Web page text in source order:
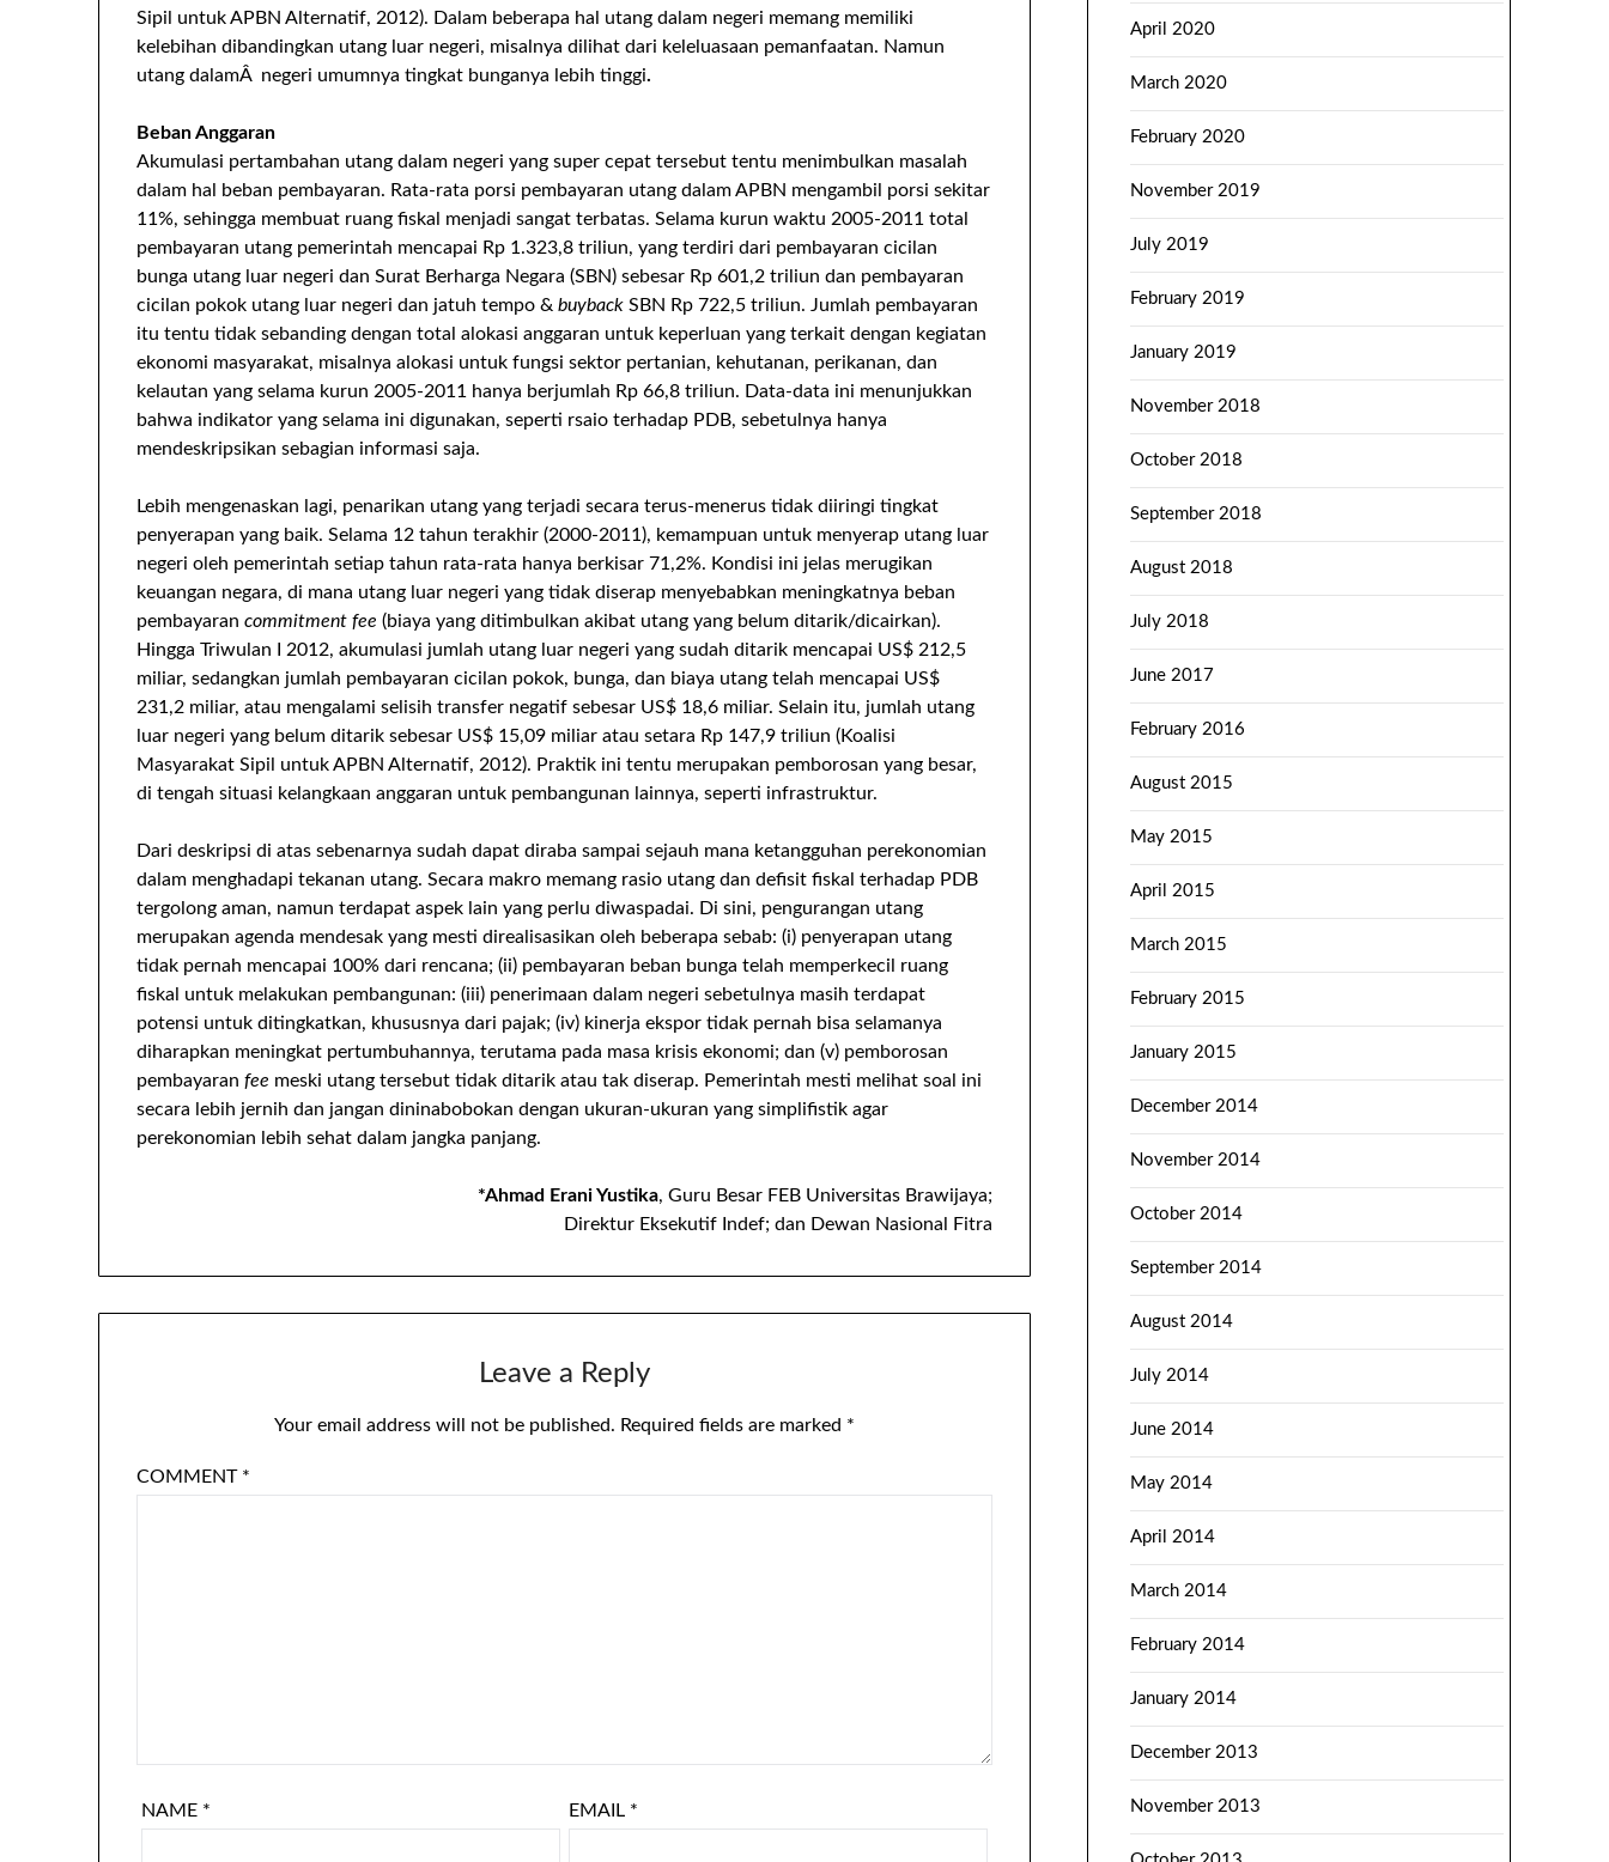
Sipil untuk APBN Alternatif, 2012). Dalam beberapa hal utang dalam negeri memang memiliki
kelebihan dibandingkan utang luar negeri, misalnya dilihat dari keleluasaan pemanfaatan. Namun
utang dalamÂ negeri umumnya tingkat bunganya lebih tinggi.
Beban Anggaran
Akumulasi pertambahan utang dalam negeri yang super cepat tersebut tentu menimbulkan masalah
dalam hal beban pembayaran. Rata-rata porsi pembayaran utang dalam APBN mengambil porsi sekitar
11%, sehingga membuat ruang fiskal menjadi sangat terbatas. Selama kurun waktu 2005-2011 total
pembayaran utang pemerintah mencapai Rp 1.323,8 triliun, yang terdiri dari pembayaran cicilan
bunga utang luar negeri dan Surat Berharga Negara (SBN) sebesar Rp 601,2 triliun dan pembayaran
cicilan pokok utang luar negeri dan jatuh tempo &buyback SBN Rp 722,5 triliun. Jumlah pembayaran
itu tentu tidak sebanding dengan total alokasi anggaran untuk keperluan yang terkait dengan kegiatan
ekonomi masyarakat, misalnya alokasi untuk fungsi sektor pertanian, kehutanan, perikanan, dan
kelautan yang selama kurun 2005-2011 hanya berjumlah Rp 66,8 triliun. Data-data ini menunjukkan
bahwa indikator yang selama ini digunakan, seperti rsaio terhadap PDB, sebetulnya hanya
mendeskripsikan sebagian informasi saja.
Lebih mengenaskan lagi, penarikan utang yang terjadi secara terus-menerus tidak diiringi tingkat
penyerapan yang baik. Selama 12 tahun terakhir (2000-2011), kemampuan untuk menyerap utang luar
negeri oleh pemerintah setiap tahun rata-rata hanya berkisar 71,2%. Kondisi ini jelas merugikan
keuangan negara, di mana utang luar negeri yang tidak diserap menyebabkan meningkatnya beban
pembayarancommitment fee(biaya yang ditimbulkan akibat utang yang belum ditarik/dicairkan).
Hingga Triwulan I 2012, akumulasi jumlah utang luar negeri yang sudah ditarik mencapai US$ 212,5
miliar, sedangkan jumlah pembayaran cicilan pokok, bunga, dan biaya utang telah mencapai US$
231,2 miliar, atau mengalami selisih transfer negatif sebesar US$ 18,6 miliar. Selain itu, jumlah utang
luar negeri yang belum ditarik sebesar US$ 15,09 miliar atau setara Rp 147,9 triliun (Koalisi
Masyarakat Sipil untuk APBN Alternatif, 2012). Praktik ini tentu merupakan pemborosan yang besar,
di tengah situasi kelangkaan anggaran untuk pembangunan lainnya, seperti infrastruktur.
Dari deskripsi di atas sebenarnya sudah dapat diraba sampai sejauh mana ketangguhan perekonomian
dalam menghadapi tekanan utang. Secara makro memang rasio utang dan defisit fiskal terhadap PDB
tergolong aman, namun terdapat aspek lain yang perlu diwaspadai. Di sini, pengurangan utang
merupakan agenda mendesak yang mesti direalisasikan oleh beberapa sebab: (i) penyerapan utang
tidak pernah mencapai 100% dari rencana; (ii) pembayaran beban bunga telah memperkecil ruang
fiskal untuk melakukan pembangunan: (iii) penerimaan dalam negeri sebetulnya masih terdapat
potensi untuk ditingkatkan, khususnya dari pajak; (iv) kinerja ekspor tidak pernah bisa selamanya
diharapkan meningkat pertumbuhannya, terutama pada masa krisis ekonomi; dan (v) pemborosan
pembayaranfee meski utang tersebut tidak ditarik atau tak diserap. Pemerintah mesti melihat soal ini
secara lebih jernih dan jangan dininabobokan dengan ukuran-ukuran yang simplifistik agar
perekonomian lebih sehat dalam jangka panjang.
*Ahmad Erani Yustika, Guru Besar FEB Universitas Brawijaya;
Direktur Eksekutif Indef; dan Dewan Nasional Fitra
Leave a Reply
Your email address will not be published. Required fields are marked *
COMMENT *
NAME * EMAIL *
April 2020
March 2020
February 2020
November 2019
July 2019
February 2019
January 2019
November 2018
October 2018
September 2018
August 2018
July 2018
June 2017
February 2016
August 2015
May 2015
April 2015
March 2015
February 2015
January 2015
December 2014
November 2014
October 2014
September 2014
August 2014
July 2014
June 2014
May 2014
April 2014
March 2014
February 2014
January 2014
December 2013
November 2013